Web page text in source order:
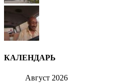
КАЛЕНДАРЬ
Август 2026